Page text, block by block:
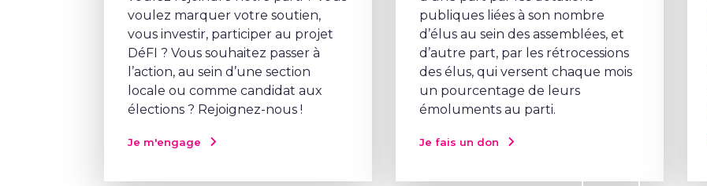
voulez marquer votre soutien,
vous investir, participer au projet
DéFI ? Vous souhaitez passer à
l’action, au sein d’une section
locale ou comme candidat aux
élections ? Rejoignez-nous !
Je m'engage
publiques liées à son nombre
d’élus au sein des assemblées, et
d’autre part, par les rétrocessions
des élus, qui versent chaque mois
un pourcentage de leurs
émoluments au parti.
Je fais un don